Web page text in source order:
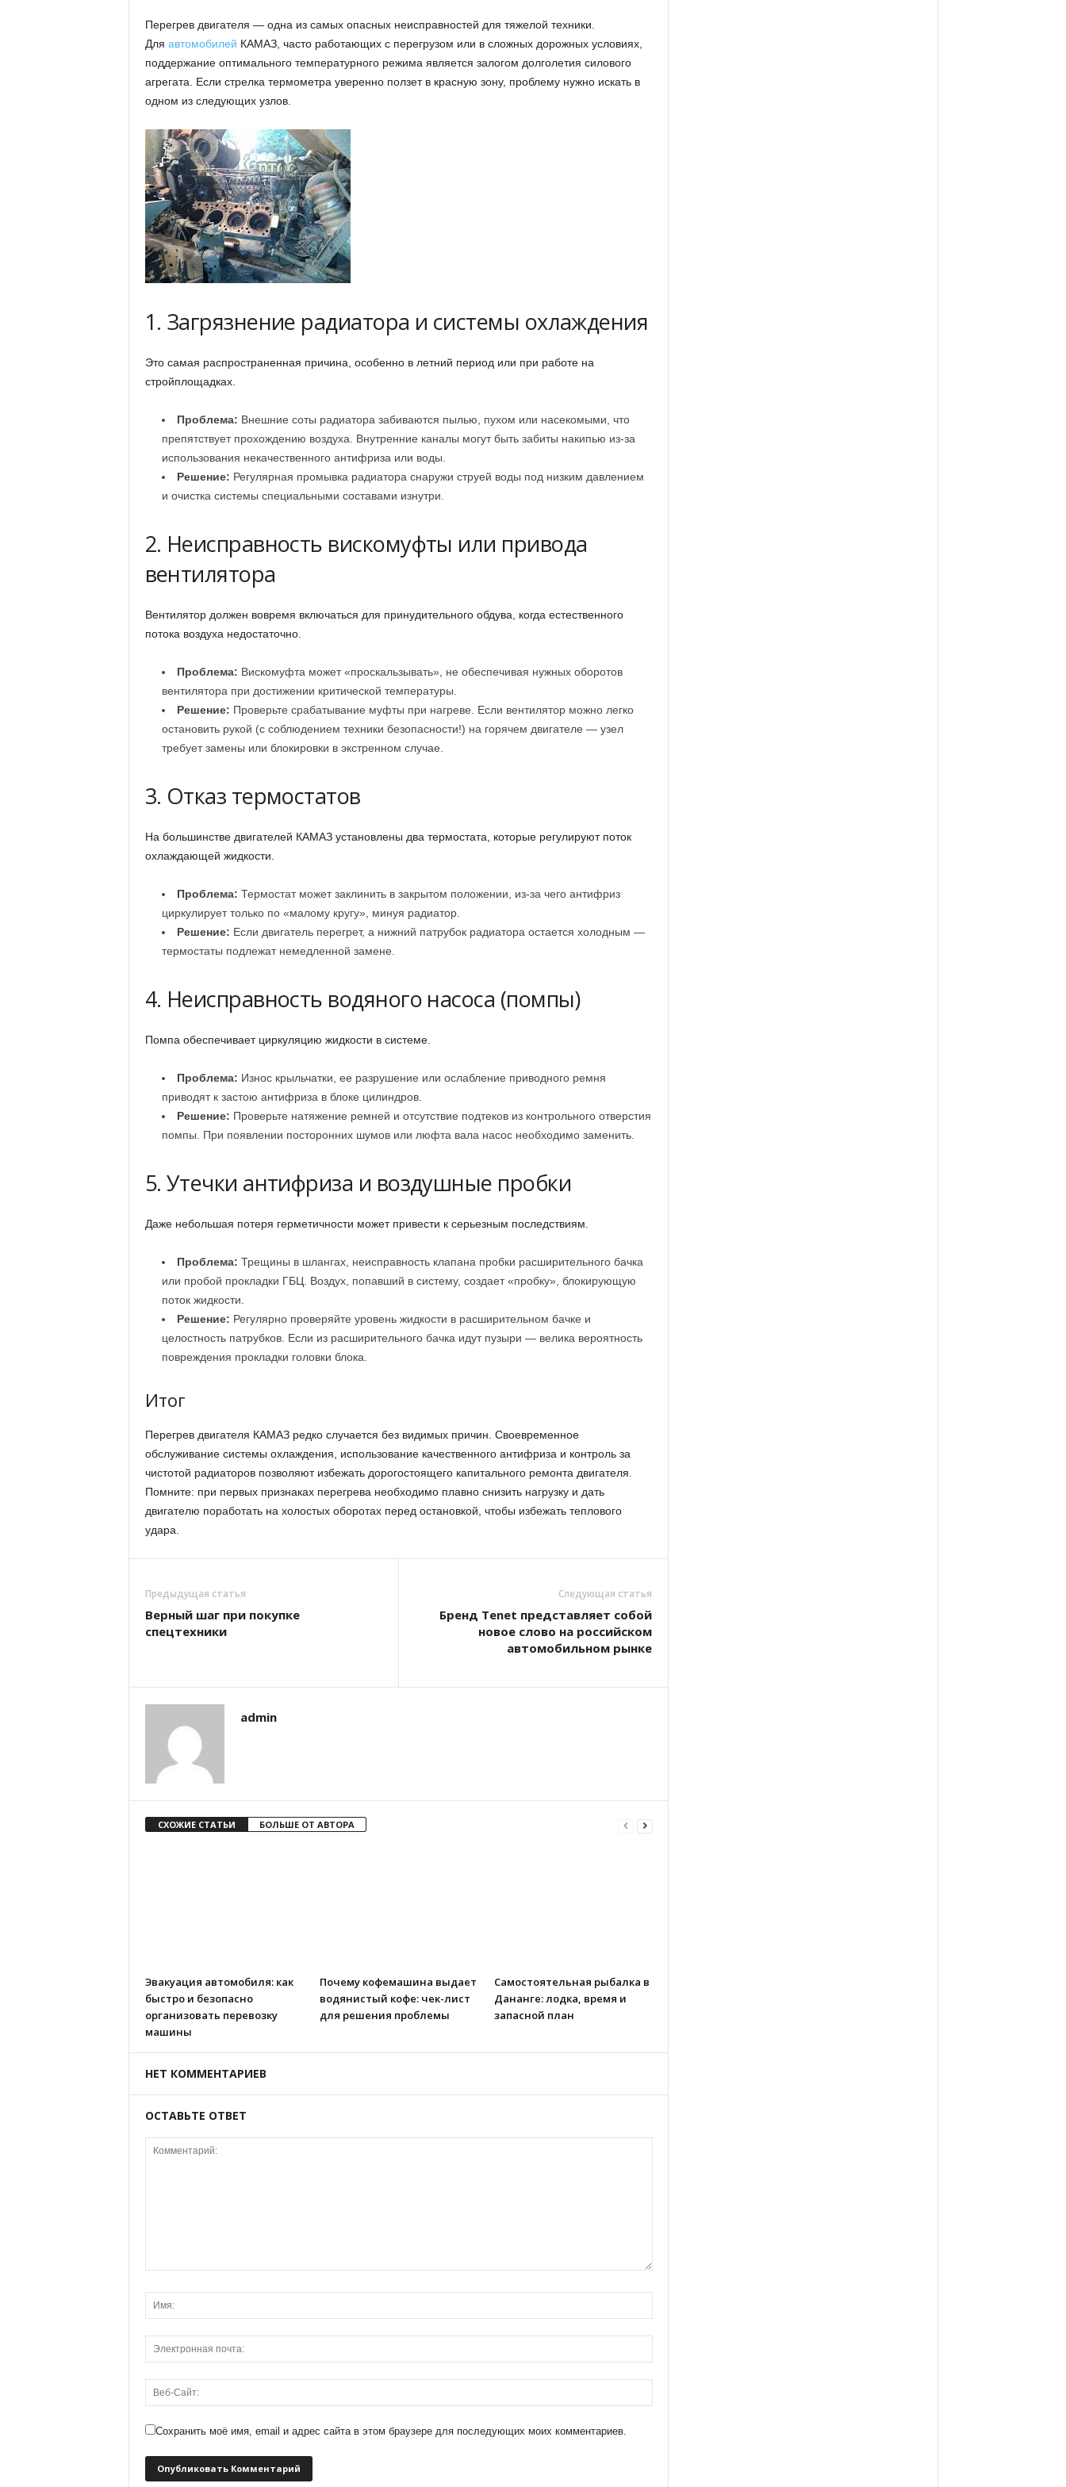
Перегрев двигателя — одна из самых опасных неисправностей для тяжелой техники.
Для автомобилей КАМАЗ, часто работающих с перегрузом или в сложных дорожных условиях,
поддержание оптимального температурного режима является залогом долголетия силового
агрегата. Если стрелка термометра уверенно ползет в красную зону, проблему нужно искать в
одном из следующих узлов.
1. Загрязнение радиатора и системы охлаждения
Это самая распространенная причина, особенно в летний период или при работе на
стройплощадках.
Проблема: Внешние соты радиатора забиваются пылью, пухом или насекомыми, что
препятствует прохождению воздуха. Внутренние каналы могут быть забиты накипью из-за
использования некачественного антифриза или воды.
Решение: Регулярная промывка радиатора снаружи струей воды под низким давлением
и очистка системы специальными составами изнутри.
2. Неисправность вискомуфты или привода
вентилятора
Вентилятор должен вовремя включаться для принудительного обдува, когда естественного
потока воздуха недостаточно.
Проблема: Вискомуфта может «проскальзывать», не обеспечивая нужных оборотов
вентилятора при достижении критической температуры.
Решение: Проверьте срабатывание муфты при нагреве. Если вентилятор можно легко
остановить рукой (с соблюдением техники безопасности!) на горячем двигателе — узел
требует замены или блокировки в экстренном случае.
3. Отказ термостатов
На большинстве двигателей КАМАЗ установлены два термостата, которые регулируют поток
охлаждающей жидкости.
Проблема: Термостат может заклинить в закрытом положении, из-за чего антифриз
циркулирует только по «малому кругу», минуя радиатор.
Решение: Если двигатель перегрет, а нижний патрубок радиатора остается холодным —
термостаты подлежат немедленной замене.
4. Неисправность водяного насоса (помпы)
Помпа обеспечивает циркуляцию жидкости в системе.
Проблема: Износ крыльчатки, ее разрушение или ослабление приводного ремня
приводят к застою антифриза в блоке цилиндров.
Решение: Проверьте натяжение ремней и отсутствие подтеков из контрольного отверстия
помпы. При появлении посторонних шумов или люфта вала насос необходимо заменить.
5. Утечки антифриза и воздушные пробки
Даже небольшая потеря герметичности может привести к серьезным последствиям.
Проблема: Трещины в шлангах, неисправность клапана пробки расширительного бачка
или пробой прокладки ГБЦ. Воздух, попавший в систему, создает «пробку», блокирующую
поток жидкости.
Решение: Регулярно проверяйте уровень жидкости в расширительном бачке и
целостность патрубков. Если из расширительного бачка идут пузыри — велика вероятность
повреждения прокладки головки блока.
Итог
Перегрев двигателя КАМАЗ редко случается без видимых причин. Своевременное
обслуживание системы охлаждения, использование качественного антифриза и контроль за
чистотой радиаторов позволяют избежать дорогостоящего капитального ремонта двигателя.
Помните: при первых признаках перегрева необходимо плавно снизить нагрузку и дать
двигателю поработать на холостых оборотах перед остановкой, чтобы избежать теплового
удара.
Предыдущая статья
Верный шаг при покупке
спецтехники
Следующая статья
Бренд Tenet представляет собой
новое слово на российском
автомобильном рынке
admin
СХОЖИЕ СТАТЬИ БОЛЬШЕ ОТ АВТОРА
Эвакуация автомобиля: как
быстро и безопасно
организовать перевозку
машины
Почему кофемашина выдает
водянистый кофе: чек-лист
для решения проблемы
Самостоятельная рыбалка в
Дананге: лодка, время и
запасной план
НЕТ КОММЕНТАРИЕВ
ОСТАВЬТЕ ОТВЕТ
Сохранить моё имя, email и адрес сайта в этом браузере для последующих моих комментариев.